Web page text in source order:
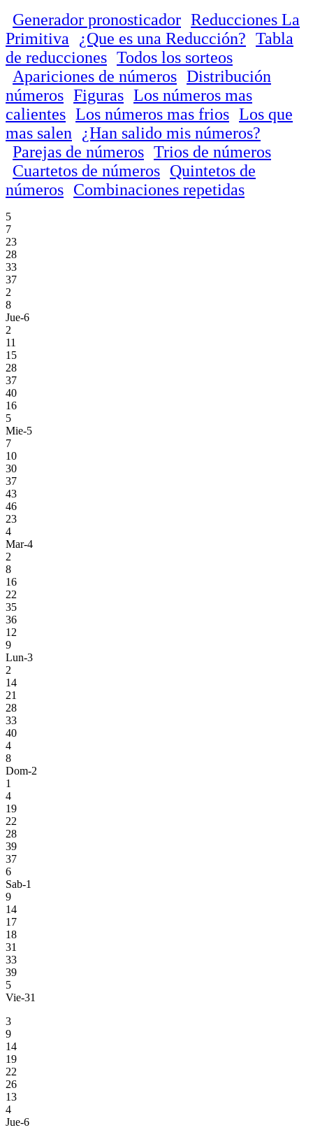
Generador pronosticador Reducciones La
Primitiva
¿Que es una Reducción? Tabla
de reducciones Todos los sorteos
Apariciones de números Distribución
números Figuras Los números mas
calientes Los números mas frios Los que
mas salen
¿Han salido mis números?
Parejas de números Trios de números
Cuartetos de números Quintetos de
números Combinaciones repetidas
5
7
23
28
33
37
2
8
Jue-6
2
11
15
28
37
40
16
5
Mie-5
7
10
30
37
43
46
23
4
Mar-4
2
8
16
22
35
36
12
9
Lun-3
2
14
21
28
33
40
4
8
Dom-2
1
4
19
22
28
39
37
6
Sab-1
9
14
17
18
31
33
39
5
Vie-31
3
9
14
19
22
26
13
4
Jue-6